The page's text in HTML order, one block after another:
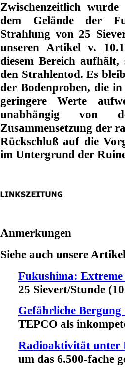
Zwischenzeitlich
dem Gelände der
Strahlung von 25
unseren Artikel v.
diesem Bereich
den Strahlentod. Es
der Bodenproben, die
geringere Werte
unabhängig von
Zusammensetzung der
Rückschluß auf die
im Untergrund der
Anmerkungen
Siehe auch unsere
Fukushima:
25 Sievert/Stunde
Gefährliche Bergung
TEPCO als
Radioaktivität unter
um das 6.500-fache